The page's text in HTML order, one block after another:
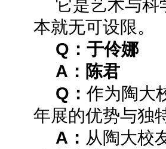
它是艺术与科
本就无可设限。
Q：于伶娜
A： 陈君
Q ：作为陶大
年展的优势与独
A ： 从陶大校